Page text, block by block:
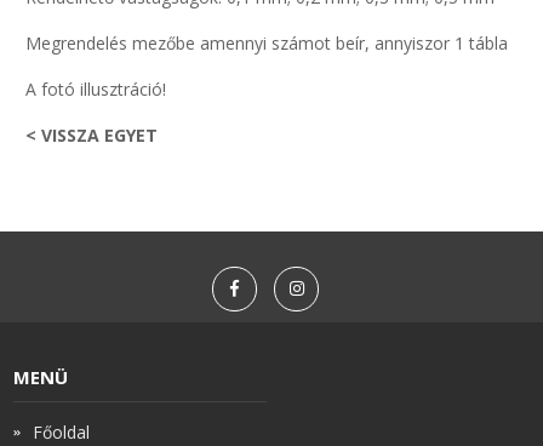
Megrendelés mezőbe amennyi számot beír, annyiszor 1 tábla
A fotó illusztráció!
< VISSZA EGYET
MENÜ
Főoldal